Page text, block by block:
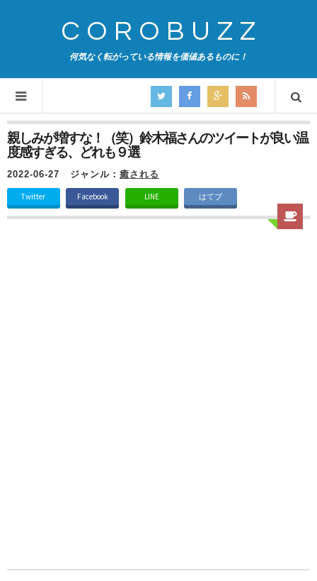
COROBUZZ
何気なく転がっている情報を価値あるものに！
親しみが増すな！（笑）鈴木福さんのツイートが良い温
度感すぎる、どれも９選
2022-06-27 ジャンル： 癒される
Twitter Facebook LINE はてブ